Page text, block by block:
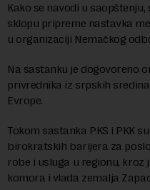
Kako se navodi u
sklopu pripreme nastavka
u organizaciji Nemačkog
Na sastanku je dogovoreno
privrednika iz srpskih
Evrope.
Tokom sastanka PKS i PKK
birokratskih barijera za
robe i usluga u regionu,
komora i vlada zemalja